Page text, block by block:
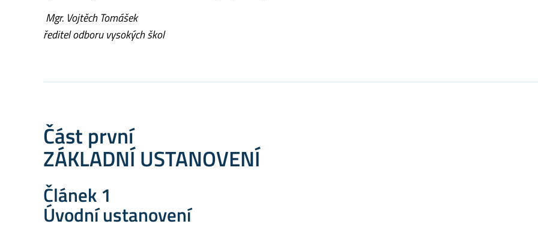
Mgr. Vojtěch Tomášek
ředitel odboru vysokých škol
Část první
ZÁKLADNÍ USTANOVENÍ
Článek 1
Úvodní ustanovení